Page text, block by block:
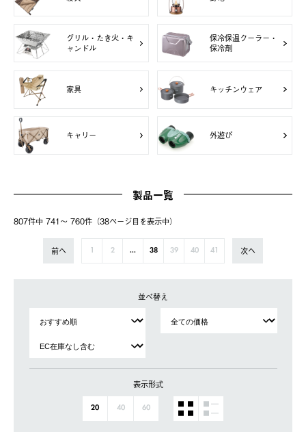
グリル・たき火・キ
ャンドル
保冷保温クーラー・
保冷剤
家具 キッチンウェア
キャリー 外遊び
製品一覧
807件中 741〜 760件（38ページ⽬を表⽰中）
前へ 2 ... 38 39 40 41 次へ
並べ替え
表示形式
20 40 60